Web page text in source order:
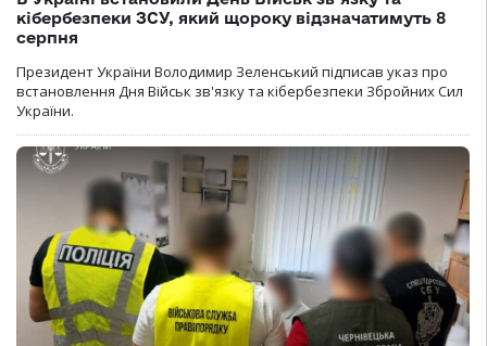
кібербезпеки ЗСУ, який щороку відзначатимуть 8
серпня
Президент України Володимир Зеленський підписав указ про
встановлення Дня Військ зв'язку та кібербезпеки Збройних Сил
України.